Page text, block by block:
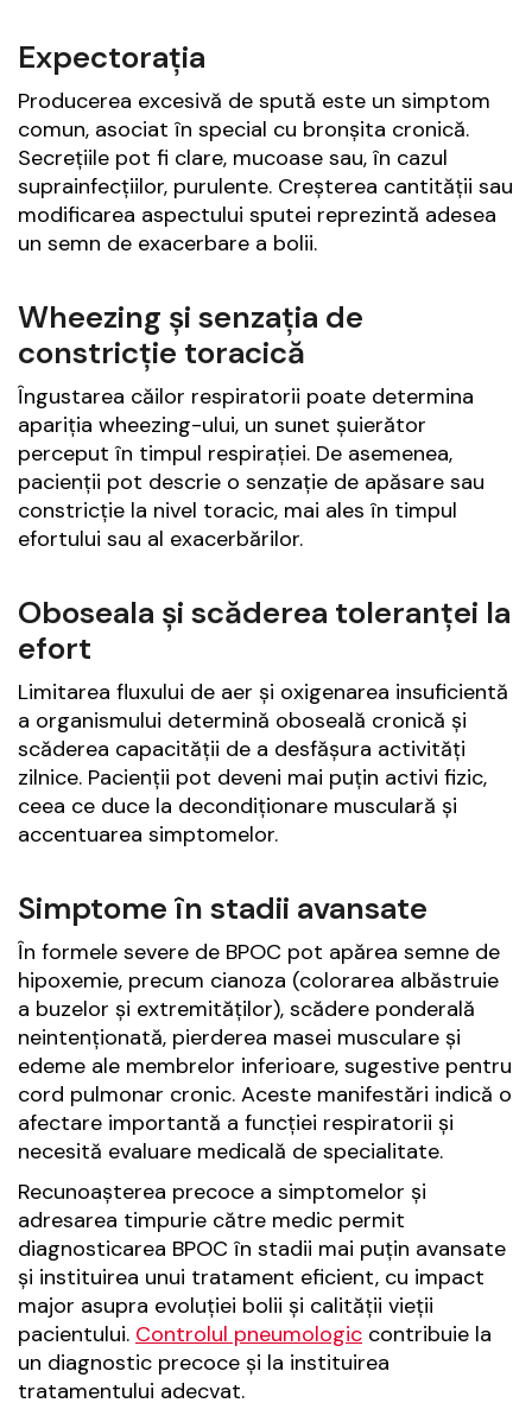
Expectorația
Producerea excesivă de spută este un simptom
comun, asociat în special cu bronșita cronică.
Secrețiile pot fi clare, mucoase sau, în cazul
suprainfecțiilor, purulente. Creșterea cantității sau
modificarea aspectului sputei reprezintă adesea
un semn de exacerbare a bolii.
Wheezing și senzația de
constricție toracică
Îngustarea căilor respiratorii poate determina
apariția wheezing-ului, un sunet șuierător
perceput în timpul respirației. De asemenea,
pacienții pot descrie o senzație de apăsare sau
constricție la nivel toracic, mai ales în timpul
efortului sau al exacerbărilor.
Oboseala și scăderea toleranței la
efort
Limitarea fluxului de aer și oxigenarea insuficientă
a organismului determină oboseală cronică și
scăderea capacității de a desfășura activități
zilnice. Pacienții pot deveni mai puțin activi fizic,
ceea ce duce la decondiționare musculară și
accentuarea simptomelor.
Simptome în stadii avansate
În formele severe de BPOC pot apărea semne de
hipoxemie, precum cianoza (colorarea albăstruie
a buzelor și extremităților), scădere ponderală
neintenționată, pierderea masei musculare și
edeme ale membrelor inferioare, sugestive pentru
cord pulmonar cronic. Aceste manifestări indică o
afectare importantă a funcției respiratorii și
necesită evaluare medicală de specialitate.
Recunoașterea precoce a simptomelor și
adresarea timpurie către medic permit
diagnosticarea BPOC în stadii mai puțin avansate
și instituirea unui tratament eficient, cu impact
major asupra evoluției bolii și calității vieții
pacientului. Controlul pneumologic contribuie la
un diagnostic precoce și la instituirea
tratamentului adecvat.